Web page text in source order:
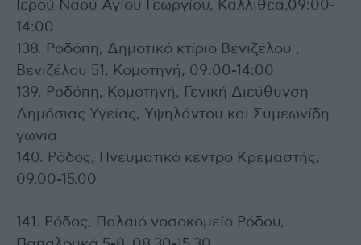
Ιερού Ναού Αγίου Γεωργίου, Καλλιθεα,09:00-
14:00
138. Ροδόπη, Δημοτικό κτίριο Βενιζέλου ,
Βενιζέλου 51, Κομοτηνή, 09:00-14:00
139. Ροδόπη, Κομοτηνή, Γενική Διεύθυνση
Δημόσιας Υγείας, Υψηλάντου και Συμεωνίδη
γωνια
140. Ρόδος, Πνευματικό κέντρο Κρεμαστής,
09.00-15.00
141. Ρόδος, Παλαιό νοσοκομείο Ρόδου,